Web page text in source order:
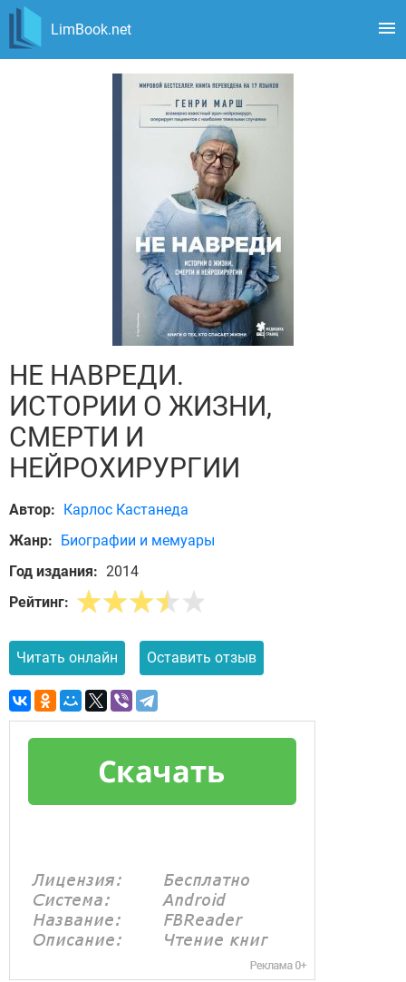
LimBook.net
НЕ НАВРЕДИ.
ИСТОРИИ О ЖИЗНИ,
СМЕРТИ И
НЕЙРОХИРУРГИИ
Автор: Карлос Кастанеда
Жанр: Биографии и мемуары
Год издания: 2014
Рейтинг:
Читать онлайн Оставить отзыв